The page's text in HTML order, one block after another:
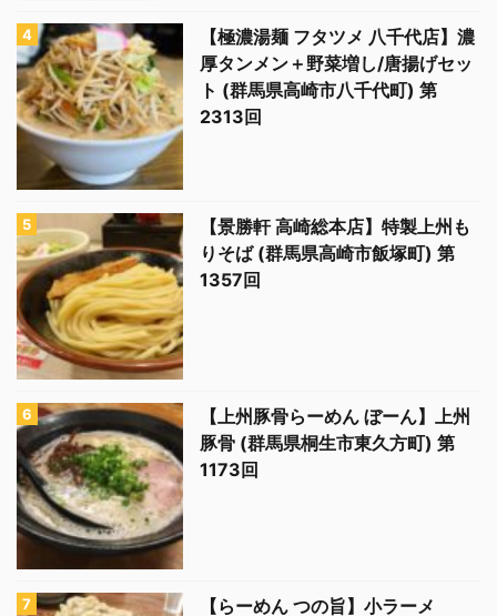
【極濃湯麺 フタツメ 八千代店】濃
厚タンメン＋野菜増し/唐揚げセッ
ト (群馬県高崎市八千代町) 第
2313回
【景勝軒 高崎総本店】特製上州も
りそば (群馬県高崎市飯塚町) 第
1357回
【上州豚骨らーめん ぼーん】上州
豚骨 (群馬県桐生市東久方町) 第
1173回
【らーめん つの旨】小ラーメ